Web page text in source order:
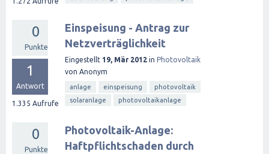
0
Punkte
1
Antwort
1.335 Aufrufe
Einspeisung - Antrag zur
Netzverträglichkeit
Eingestellt 19, Mär 2012 in Photovoltaik
von Anonym
anlage einspeisung
photovoltaik
solaranlage
photovoltaikanlage
0
Punkte
Photovoltaik-Anlage:
Haftpflichtschaden durch